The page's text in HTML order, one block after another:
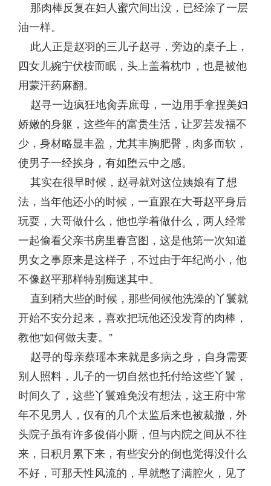
那肉棒反复在妇人蜜穴间出没，已经涂了一层
油一样。
此人正是赵羽的三儿子赵寻，旁边的桌子上，
四女儿婉宁伏桉而眠，头上盖着枕巾，也是被他
用蒙汗药麻翻。
赵寻一边疯狂地肏弄庶母，一边用手拿捏美妇
娇嫩的身躯，这些年的富贵生活，让罗芸发福不
少，身材略显丰盈，尤其丰胸肥臀，肉多而软，
使男子一经挨身，有如堕云中之感。
其实在很早时候，赵寻就对这位姨娘有了想
法，当年他还小的时候，一直跟在大哥赵平身后
玩耍，大哥做什么，他也学着做什么，两人经常
一起偷看父亲书房里春宫图，这是他第一次知道
男女之事原来是这样子，不过由于年纪尚小，他
不像赵平那样特别痴迷其中。
直到稍大些的时候，那些伺候他洗澡的丫鬟就
开始不安分起来，喜欢把玩他还没发育的肉棒，
教他“如何做夫妻。”
赵寻的母亲蔡瑶本来就是多病之身，自身需要
别人照料，儿子的一切自然也托付给这些丫鬟，
时间久了，这些丫鬟难免没有想法，这王府中常
年不见男人，仅有的几个太监后来也被裁撤，外
头院子虽有许多俊俏小厮，但与内院之间从不往
来，日积月累下来，有些安分的倒也觉得没什么
不好，可那天性风流的，早就憋了满腔火，见了